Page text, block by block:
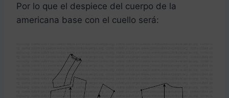
Por lo que el despiece del cuerpo de la
americana base con el cuello será: